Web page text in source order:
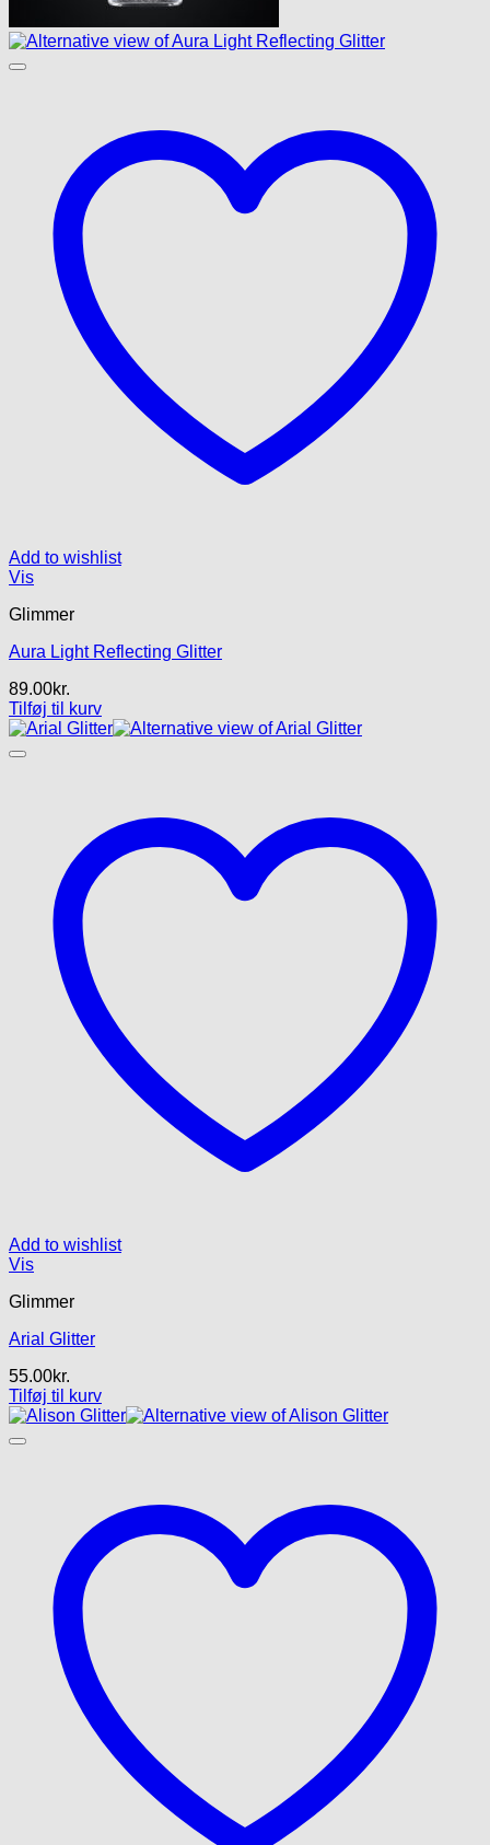
Add to wishlist
Vis
Glimmer
Aura Light Reflecting Glitter
89.00kr.
Tilføj til kurv
Add to wishlist
Vis
Glimmer
Arial Glitter
55.00kr.
Tilføj til kurv